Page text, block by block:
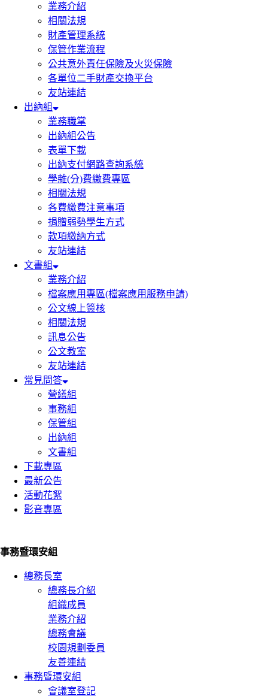
業務介紹
相關法規
財產管理系統
保管作業流程
公共意外責任保險及火災保險
各單位二手財產交換平台
友站連結
出納組
業務職掌
出納組公告
表單下載
出納支付網路查詢系統
學雜(分)費繳費專區
相關法規
各費繳費注意事項
捐贈弱勢學生方式
款項繳納方式
友站連結
文書組
業務介紹
檔案應用專區(檔案應用服務申請)
公文線上簽核
相關法規
訊息公告
公文教室
友站連結
常見問答
營繕組
事務組
保管組
出納組
文書組
下載專區
最新公告
活動花絮
影音專區
事務暨環安組
總務長室
總務長介紹
組織成員
業務介紹
總務會議
校園規劃委員
友善連結
事務暨環安組
會議室登記